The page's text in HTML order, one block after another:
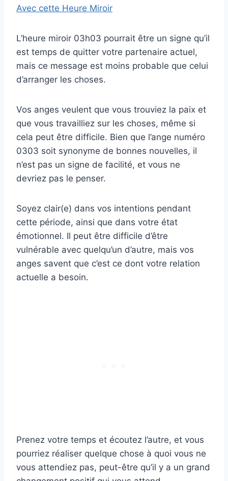
Avec cette Heure Miroir
L’heure miroir 03h03 pourrait être un signe qu’il
est temps de quitter votre partenaire actuel,
mais ce message est moins probable que celui
d’arranger les choses.
Vos anges veulent que vous trouviez la paix et
que vous travailliez sur les choses, même si
cela peut être difficile. Bien que l’ange numéro
0303 soit synonyme de bonnes nouvelles, il
n’est pas un signe de facilité, et vous ne
devriez pas le penser.
Soyez clair(e) dans vos intentions pendant
cette période, ainsi que dans votre état
émotionnel. Il peut être difficile d’être
vulnérable avec quelqu’un d’autre, mais vos
anges savent que c’est ce dont votre relation
actuelle a besoin.
Prenez votre temps et écoutez l’autre, et vous
pourriez réaliser quelque chose à quoi vous ne
vous attendiez pas, peut-être qu’il y a un grand